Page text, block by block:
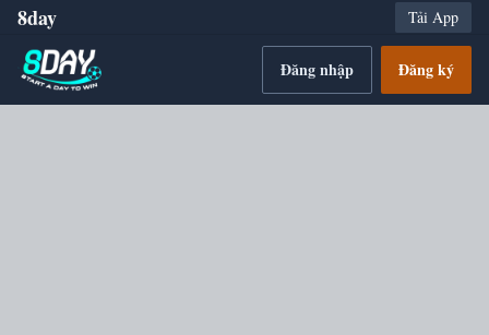
8day Tải App
Đăng nhập Đăng ký